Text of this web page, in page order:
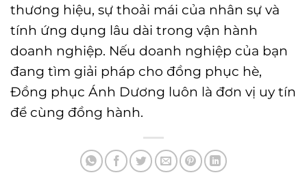
thương hiệu, sự thoải mái của nhân sự và
tính ứng dụng lâu dài trong vận hành
doanh nghiệp. Nếu doanh nghiệp của bạn
đang tìm giải pháp cho đồng phục hè,
Đồng phục Ánh Dương luôn là đơn vị uy tín
để cùng đồng hành.